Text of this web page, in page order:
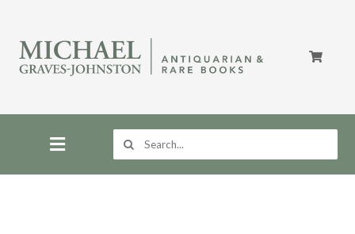
Toggle
Navigation
for: